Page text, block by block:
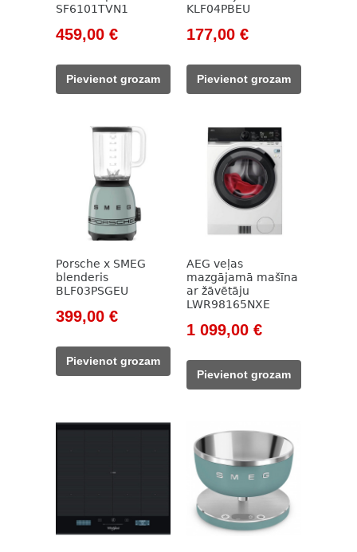
SF6101TVN1
Original
was:
908,00 €.
459,00 €Current
459,00 €.
Pievienot grozam
KLF04PBEU
Original
was:
203,00 €.
177,00 €Current
177,00 €.
Pievienot grozam
Porsche x SMEG
blenderis
BLF03PSGEU
Original
was:
499,00 €.
399,00 €Current
399,00 €.
Pievienot grozam
AEG veļas
mazgājamā mašīna
ar žāvētāju
LWR98165NXE
Original
was:
1
1 099,00 €Current
Pievienot grozam